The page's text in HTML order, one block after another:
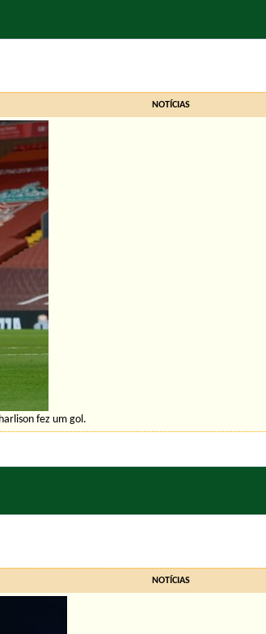
NOTÍCIAS
fez um gol.
NOTÍCIAS